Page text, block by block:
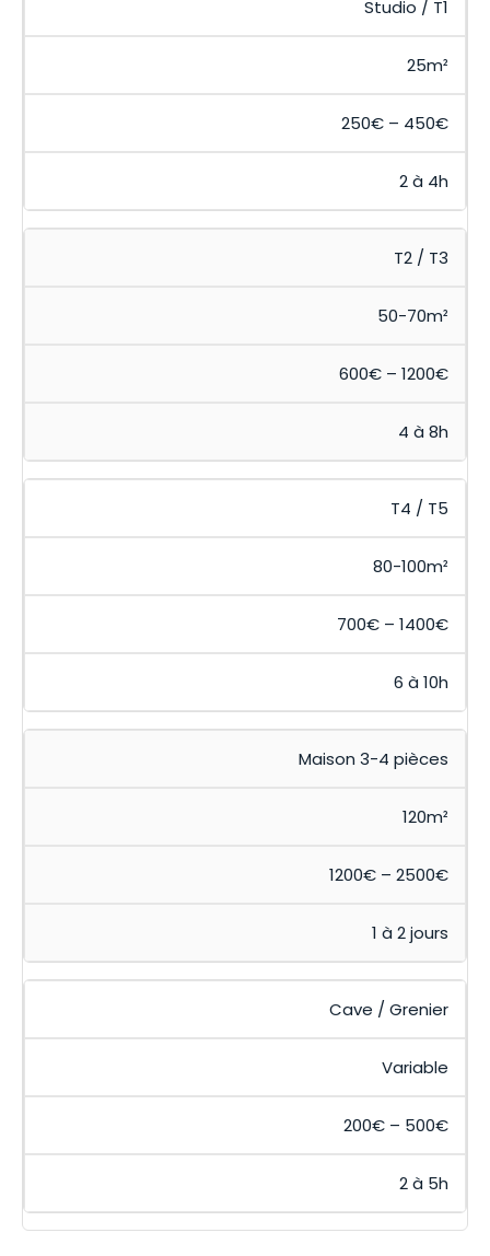
Studio / T1
25m²
250€ – 450€
2 à 4h
T2 / T3
50-70m²
600€ – 1200€
4 à 8h
T4 / T5
80-100m²
700€ – 1400€
6 à 10h
Maison 3-4 pièces
120m²
1200€ – 2500€
1 à 2 jours
Cave / Grenier
Variable
200€ – 500€
2 à 5h